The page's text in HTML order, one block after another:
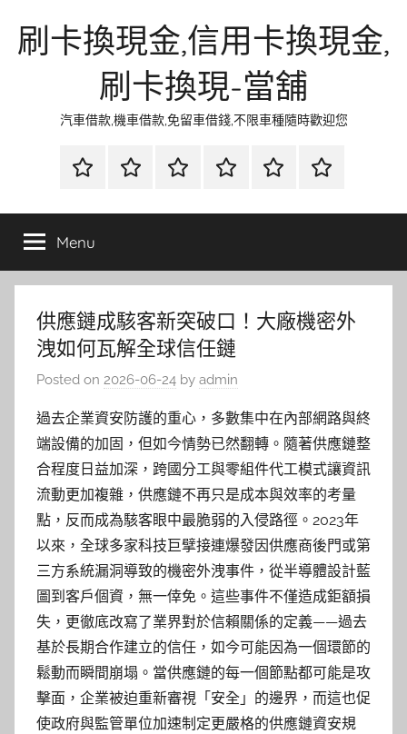
刷卡換現金,信用卡換現金,
刷卡換現-當舖
汽車借款,機車借款,免留車借錢,不限車種隨時歡迎您
首
當
金
網
資
流
時
環
清
聯
徵
Menu
供應鏈成駭客新突破口！大廠機密外
洩如何瓦解全球信任鏈
Posted on 2026-06-24 by admin
過去企業資安防護的重心，多數集中在內部網路與終
端設備的加固，但如今情勢已然翻轉。隨著供應鏈整
合程度日益加深，跨國分工與零組件代工模式讓資訊
流動更加複雜，供應鏈不再只是成本與效率的考量
點，反而成為駭客眼中最脆弱的入侵路徑。2023年
以來，全球多家科技巨擘接連爆發因供應商後門或第
三方系統漏洞導致的機密外洩事件，從半導體設計藍
圖到客戶個資，無一倖免。這些事件不僅造成鉅額損
失，更徹底改寫了業界對於信賴關係的定義——過去
基於長期合作建立的信任，如今可能因為一個環節的
鬆動而瞬間崩塌。當供應鏈的每一個節點都可能是攻
擊面，企業被迫重新審視「安全」的邊界，而這也促
使政府與監管單位加速制定更嚴格的供應鏈資安規